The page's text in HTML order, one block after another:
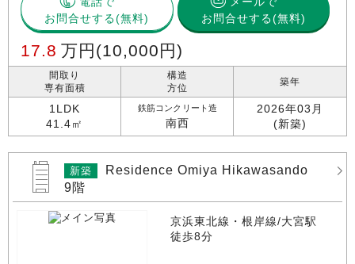
お問合せする
お問合せする(無料)
17.8 万円 (10,000円)
間取り
専有面積
1LDK
41.4㎡
構造
方位
鉄筋コンクリート造
南西
築年
2026年03月
(新築)
新築
Residence Omiya Hikawasando
9階
京浜東北線・根岸線/大宮駅
徒歩8分